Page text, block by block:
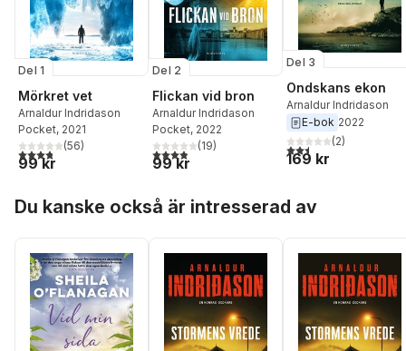
Del 1
Mörkret vet
Arnaldur Indridason
Pocket, 2021
3,8utav 5 stjärnor. Totalt antal röster:
(56)
99 kr
Del 2
Flickan vid bron
Arnaldur Indridason
Pocket, 2022
3,9utav 5 stjärnor. Totalt antal röster:
(19)
99 kr
Del 3
Ondskans ekon
Arnaldur Indridason
E-bok 2022
2,5utav 5 stjärnor.
(2)
169 kr
Du kanske också är intresserad av